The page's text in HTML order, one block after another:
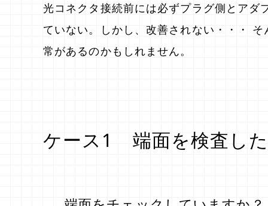
光コネクタ接続前には必ずプラグ側とア
ていない。しかし、改善されない・・・
常があるのかもしれません。
ケース1 端面を検査し